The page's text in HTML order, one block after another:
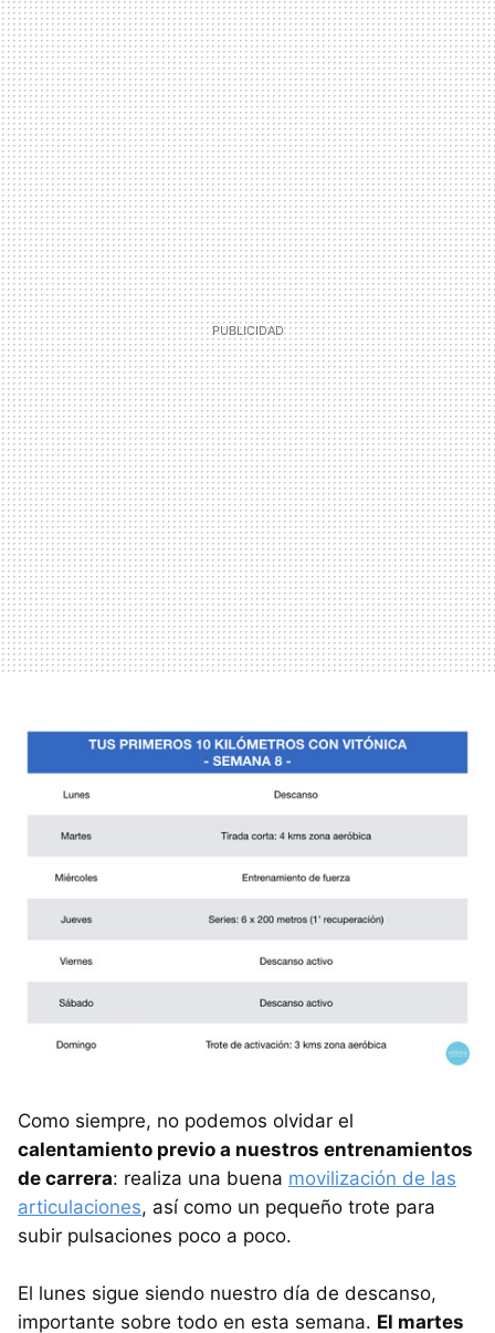
Como siempre, no podemos olvidar el
calentamiento previo a nuestros entrenamientos
de carrera: realiza una buena movilización de las
articulaciones, así como un pequeño trote para
subir pulsaciones poco a poco.
El lunes sigue siendo nuestro día de descanso,
importante sobre todo en esta semana. El martes